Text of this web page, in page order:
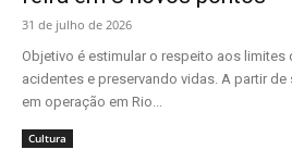
31 de julho de 2026
Objetivo é estimular o respeito aos
acidentes e preservando vidas. A partir de
em operação em Rio...
Cultura